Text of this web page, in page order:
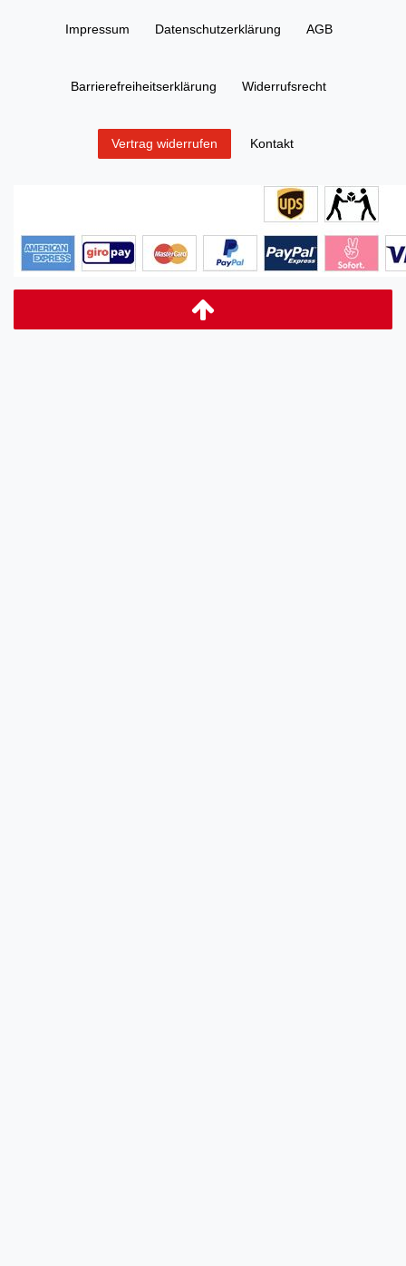
Impressum Daten­schutz­erklärung AGB
Barrierefreiheitserklärung Widerrufs­recht
Vertrag widerrufen Kontakt